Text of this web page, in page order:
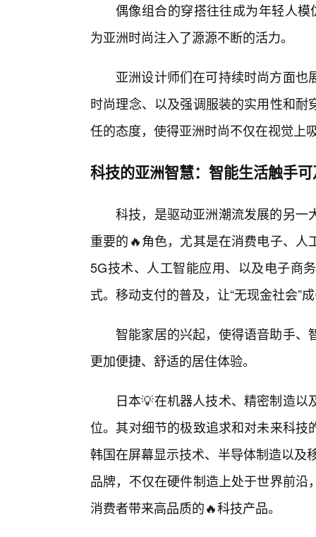
偶像组合的穿搭往往成为年轻人
为亚洲时尚注入了源源不断的活力。
亚洲设计师们在可持续时尚方面
时尚理念、以及强调服装的实用性和
任的态度，使得亚洲时尚不仅在视觉上
科技的亚洲智慧：智能生活触手
科技，是驱动亚洲潮流发展的另一
重要的🔥角色，尤其是在消费电子、
5G技术、人工智能应用、以及电子商
式。移动支付的普及，让“无现金社会”
智能家居的兴起，使得语音助手、
更加便捷、舒适的居住体验。
日本💡在机器人技术、精密制造
位。其对细节的极致追求和对未来科
韩国在屏幕显示技术、半导体制造以及
品牌，不仅在硬件制造上处于世界前
消费者带来高品质的🔥科技产品。